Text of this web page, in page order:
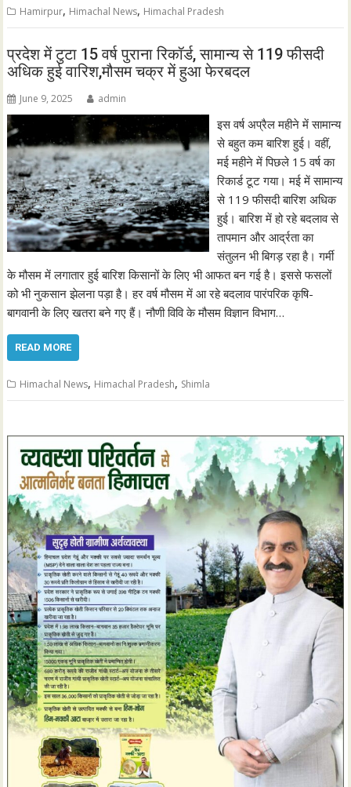
Hamirpur, Himachal News, Himachal Pradesh
प्रदेश में टुटा 15 वर्ष पुराना रिकॉर्ड, सामान्य से 119 फीसदी
अधिक हुई वारिश,मौसम चक्र में हुआ फेरबदल
June 9, 2025 admin
इस वर्ष अप्रैल महीने में सामान्य
से बहुत कम बारिश हुई। वहीं,
मई महीने में पिछले 15 वर्ष का
रिकार्ड टूट गया। मई में सामान्य
से 119 फीसदी बारिश अधिक
हुई। बारिश में हो रहे बदलाव से
तापमान और आर्द्रता का
संतुलन भी बिगड़ रहा है। गर्मी
के मौसम में लगातार हुई बारिश किसानों के लिए भी आफत बन गई है। इससे फसलों
को भी नुकसान झेलना पड़ा है। हर वर्ष मौसम में आ रहे बदलाव पारंपरिक कृषि-
बागवानी के लिए खतरा बने गए हैं। नौणी विवि के मौसम विज्ञान विभाग…
READ MORE
Himachal News, Himachal Pradesh, Shimla